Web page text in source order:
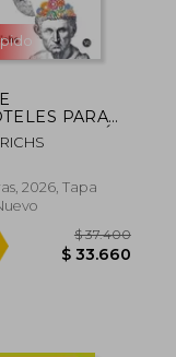
PARA
TU
Y ACTUAR
LECCIONES
2026, Tapa